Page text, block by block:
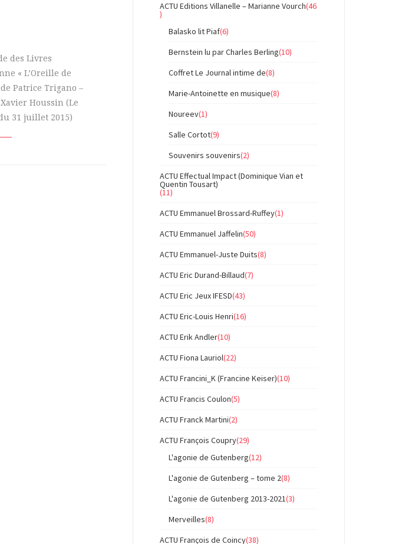
des Livres
« L’Oreille de
Patrice Trigano –
Houssin (Le
31 juillet 2015)
ACTU Editions Villanelle – Marianne Vourch(46
)
Balasko lit Piaf(6)
Bernstein lu par Charles Berling(10)
Coffret Le Journal intime de(8)
Marie-Antoinette en musique(8)
Noureev(1)
Salle Cortot(9)
Souvenirs souvenirs(2)
ACTU Effectual Impact (Dominique Vian et
Quentin Tousart)
(11)
ACTU Emmanuel Brossard-Ruffey(1)
ACTU Emmanuel Jaffelin(50)
ACTU Emmanuel-Juste Duits(8)
ACTU Eric Durand-Billaud(7)
ACTU Eric Jeux IFESD(43)
ACTU Eric-Louis Henri(16)
ACTU Erik Andler(10)
ACTU Fiona Lauriol(22)
ACTU Francini_K (Francine Keiser)(10)
ACTU Francis Coulon(5)
ACTU Franck Martini(2)
ACTU François Coupry(29)
L'agonie de Gutenberg(12)
L'agonie de Gutenberg – tome 2(8)
L'agonie de Gutenberg 2013-2021(3)
Merveilles(8)
ACTU François de Coincy(38)